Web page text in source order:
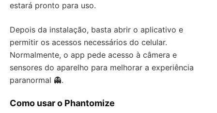
estará pronto para uso.
Depois da instalação, basta abrir o aplicativo e
permitir os acessos necessários do celular.
Normalmente, o app pede acesso à câmera e
sensores do aparelho para melhorar a experiência
paranormal 👻.
Como usar o Phantomize